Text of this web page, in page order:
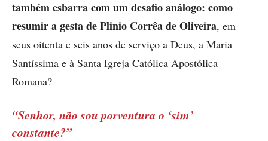
também esbarra com um desafio análogo: como
resumir a gesta de Plinio Corrêa de Oliveira, em
seus oitenta e seis anos de serviço a Deus, a Maria
Santíssima e à Santa Igreja Católica Apostólica
Romana?
“Senhor, não sou porventura o ‘sim’
constante?”